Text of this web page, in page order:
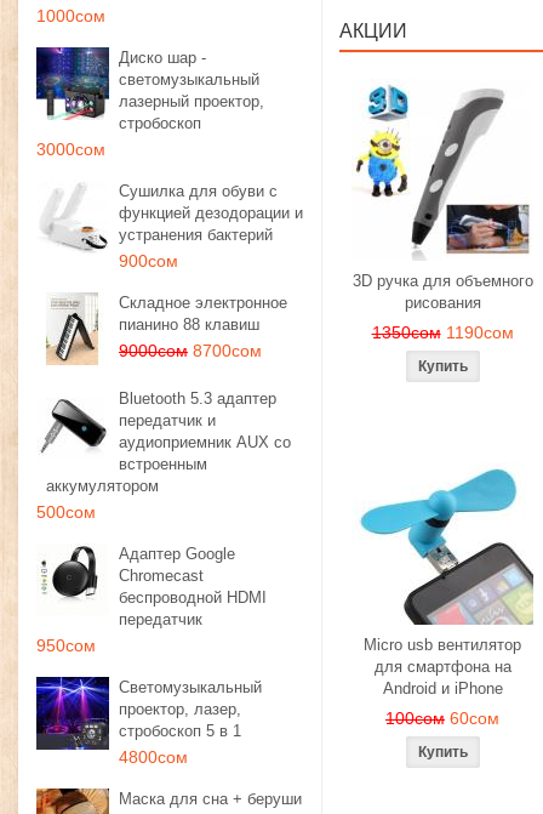
1000сом
Диско шар -
светомузыкальный
лазерный проектор,
стробоскоп
3000сом
Сушилка для обуви с
функцией дезодорации и
устранения бактерий
900сом
Складное электронное
пианино 88 клавиш
9000сом 8700сом
Bluetooth 5.3 адаптер
передатчик и
аудиоприемник AUX со
встроенным
аккумулятором
500сом
Адаптер Google
Chromecast
беспроводной HDMI
передатчик
950сом
Светомузыкальный
проектор, лазер,
стробоскоп 5 в 1
4800сом
Маска для сна + беруши
АКЦИИ
3D ручка для объемного
рисования
1350сом 1190сом
Micro usb вентилятор
для смартфона на
Android и iPhone
100сом 60сом